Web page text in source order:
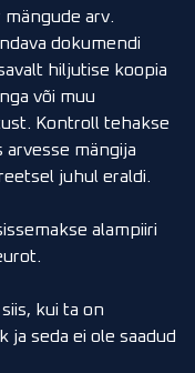
arv.
dokumendi
hiljutise koopia
või muu
Kontroll tehakse
arvesse mängija
juhul eraldi.
alampiiri
kui ta on
ja seda ei ole saadud